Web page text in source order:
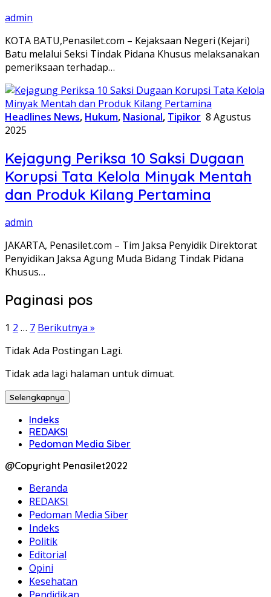
admin
KOTA BATU,Penasilet.com – Kejaksaan Negeri (Kejari)
Batu melalui Seksi Tindak Pidana Khusus melaksanakan
pemeriksaan terhadap…
Headlines News, Hukum, Nasional, Tipikor 8 Agustus
2025
Kejagung Periksa 10 Saksi Dugaan
Korupsi Tata Kelola Minyak Mentah
dan Produk Kilang Pertamina
admin
JAKARTA, Penasilet.com – Tim Jaksa Penyidik Direktorat
Penyidikan Jaksa Agung Muda Bidang Tindak Pidana
Khusus…
Paginasi pos
1 2 … 7 Berikutnya »
Tidak Ada Postingan Lagi.
Tidak ada lagi halaman untuk dimuat.
Selengkapnya
Indeks
REDAKSI
Pedoman Media Siber
@Copyright Penasilet2022
Beranda
REDAKSI
Pedoman Media Siber
Indeks
Politik
Editorial
Opini
Kesehatan